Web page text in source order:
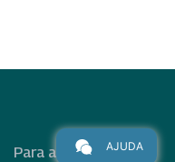
Para alunos
AJUDA